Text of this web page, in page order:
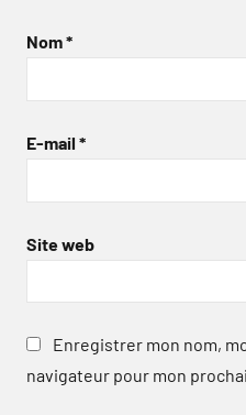
Nom*
E-mail *
Site web
Enregistrer mon nom,
navigateur pour mon